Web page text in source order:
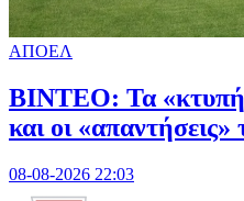
ΑΠΟΕΛ
ΒΙΝΤΕΟ: Τα
και οι
08-08-2026 22:03